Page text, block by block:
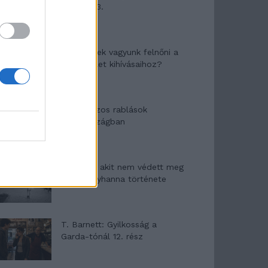
mítosza 3.
Képtelenek vagyunk felnőni a
felnőtt élet kihívásaihoz?
Altatógázos rablások
Olaszországban
A kislány, akit nem védett meg
senki – Lyhanna története
T. Barnett: Gyilkosság a
Garda-tónál 12. rész